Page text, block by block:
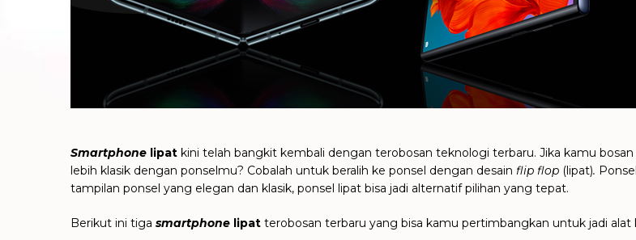
Smartphone lipat kini telah bangkit kembali dengan terobosan teknologi terbaru. Jika kamu
lebih klasik dengan ponselmu? Cobalah untuk beralih ke ponsel dengan desain flip flop (lipat).
tampilan ponsel yang elegan dan klasik, ponsel lipat bisa jadi alternatif pilihan yang tepat.
Berikut ini tiga smartphone lipat terobosan terbaru yang bisa kamu pertimbangkan untuk jadi alat